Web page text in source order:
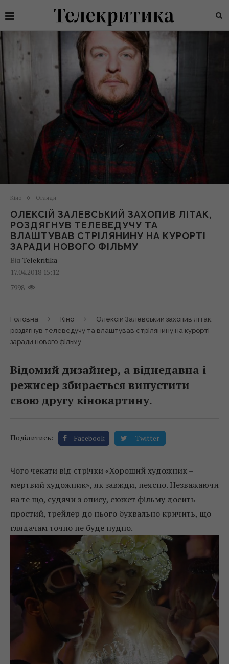
Кіно Огляди
ОЛЕКСІЙ ЗАЛЕВСЬКИЙ ЗАХОПИВ ЛІТАК,
РОЗДЯГНУВ ТЕЛЕВЕДУЧУ ТА
ВЛАШТУВАВ СТРІЛЯНИНУ НА КУРОРТІ
ЗАРАДИ НОВОГО ФІЛЬМУ
Від Telekritika
17.04.2018 15:12
7998
Головна Кіно
Олексій Залевський захопив літак,
роздягнув телеведучу та влаштував стрілянину на курорті
заради нового фільму
Відомий дизайнер, а віднедавна і
режисер збирається випустити
свою другу кінокартину.
Поділитись: Facebook Twitter
Чого чекати від стрічки «Хороший художник –
мертвий художник», як завжди, неясно. Незважаючи
на те що, судячи з опису, сюжет фільму досить
простий, трейлер до нього буквально кричить, що
глядачам точно не буде нудно.